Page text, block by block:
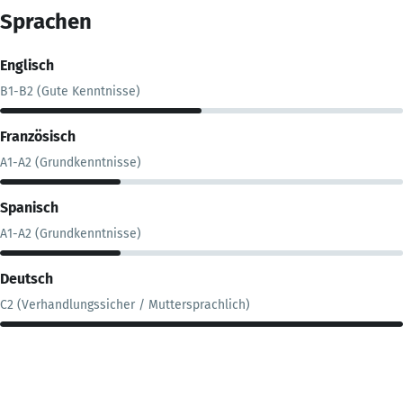
Sprachen
Englisch
B1-B2 (Gute Kenntnisse)
Französisch
A1-A2 (Grundkenntnisse)
Spanisch
A1-A2 (Grundkenntnisse)
Deutsch
C2 (Verhandlungssicher / Muttersprachlich)